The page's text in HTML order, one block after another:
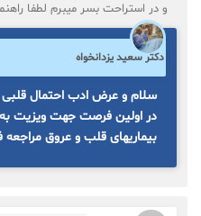
و در استراحت بسر میبرم لطفا
دکتر سعید یزدانخواه
سلام و عرض ادب احتمال
در اولین فرصت جهت ویزیت
بیماریهای قلب و عروق مراجعه